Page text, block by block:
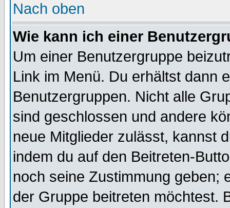
Nach oben
Wie kann ich einer
Um einer Benutzergruppe
Link im Menü. Du erhältst dann
Benutzergruppen. Nicht alle
sind geschlossen und andere
neue Mitglieder zulässt, kannst
indem du auf den Beitreten-
noch seine Zustimmung geben;
der Gruppe beitreten möchtest.